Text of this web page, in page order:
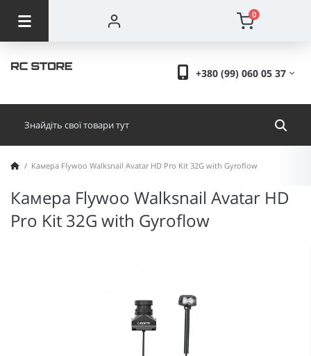
0
+380 (99) 060 05 37
Камера Flywoo Walksnail Avatar HD Pro Kit 32G with Gyroflow
Камера Flywoo Walksnail Avatar HD
Pro Kit 32G with Gyroflow